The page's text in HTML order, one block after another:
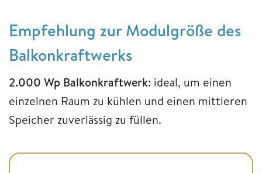
Empfehlung zur Modulgröße des
Balkonkraftwerks
2.000 Wp Balkonkraftwerk: ideal, um einen
einzelnen Raum zu kühlen und einen mittleren
Speicher zuverlässig zu füllen.